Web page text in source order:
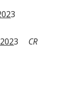
3
2023
CR